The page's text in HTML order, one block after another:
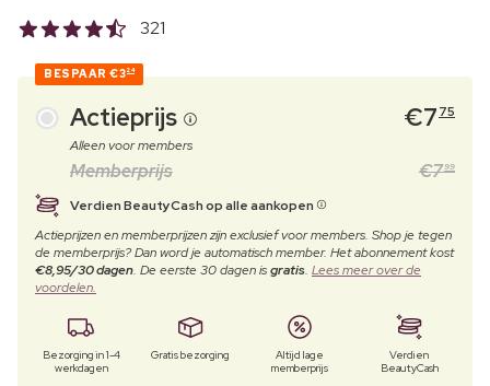
321
BESPAAR €324
Actieprijs €7 75
Alleen voor members
Memberprijs €799
Verdien BeautyCash op alle aankopen
Actieprijzen en memberprijzen zijn exclusief voor members. Shop je tegen
de memberprijs? Dan word je automatisch member. Het abonnement kost
€8,95/30 dagen. De eerste 30 dagen isgratis. Lees meer over de
voordelen.
Bezorging in 1-4
werkdagen
Gratis bezorging
Altijd lage
memberprijs
Verdien
BeautyCash